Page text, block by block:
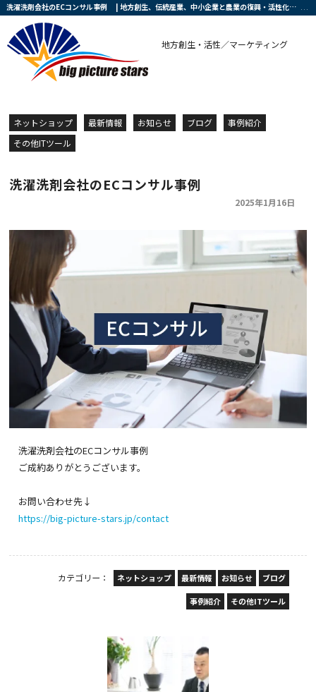
洗濯洗剤会社のECコンサル事例 | 地方創生、伝統産業、中小企業と農業の復興・活性化を支援する会社です
地方創生・活性／マーケティング
ネットショップ 最新情報 お知らせ ブログ
事例紹介
その他ITツール
洗濯洗剤会社のECコンサル事例
2025年1月16日
洗濯洗剤会社のECコンサル事例
ご成約ありがとうございます。
お問い合わせ先↓
https://big-picture-stars.jp/contact
カテゴリー： ネットショップ 最新情報 お知らせ ブログ
事例紹介 その他ITツール